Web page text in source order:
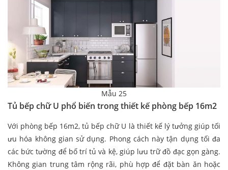
Mẫu 25
Tủ bếp chữ U phổ biến trong thiết kế phòng bếp 16m2
Với phòng bếp 16m2, tủ bếp chữ U là thiết kế lý tưởng giúp tối
ưu hóa không gian sử dụng. Phong cách này tận dụng tối đa
các bức tường để bố trí tủ và kệ, giúp lưu trữ đồ đạc gọn gàng.
Không gian trung tâm rộng rãi, phù hợp để đặt bàn ăn hoặc